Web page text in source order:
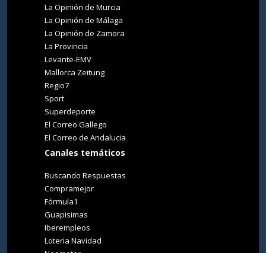
La Opinión de Murcia
La Opinión de Málaga
La Opinión de Zamora
La Provincia
Levante-EMV
Mallorca Zeitung
Regio7
Sport
Superdeporte
El Correo Gallego
El Correo de Andalucia
Canales temáticos
Buscando Respuestas
Compramejor
Fórmula1
Guapisimas
Iberempleos
Loteria Navidad